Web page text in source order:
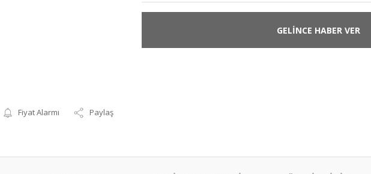
Fiyat Alarmı Paylaş
GELİNCE HABER VER